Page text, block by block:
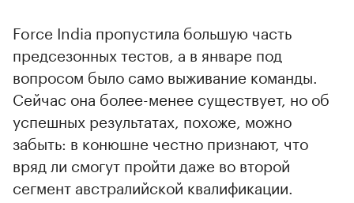
Force India пропустила большую часть
предсезонных тестов, а в январе под
вопросом было само выживание команды.
Сейчас она более-менее существует, но об
успешных результатах, похоже, можно
забыть: в конюшне честно признают, что
вряд ли смогут пройти даже во второй
сегмент австралийской квалификации.